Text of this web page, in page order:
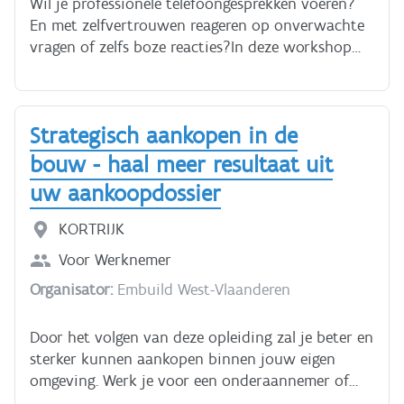
fficiënt leren vertalen? Schrijf je in!
En met zelfvertrouwen reageren op onverwachte
vragen of zelfs boze reacties?In deze workshop
bellen. Je oefent gesprekstechnieken die je meteen
kan toepassen op je werk en in je dagelijks
leven.Deze onderwerpen komen aan
bod:Klantgericht telefoneren: je leert hoe je
professioneel begroet en empathie toont. Je
oefent op actief luisteren, doorvragen en
samenvatten om de beller goed te begrijpen. En je
krijgt tips over woordkeuze en positief
taalgebruik.Omgaan met verbale agressie: je leert
het verschil tussen ‘frustratieagressie’ en
vierstappenplan leer je hoe je empathisch blijft,
grenzen stelt, consequenties aangeeft en het
gesprek professioneel afsluit.Na deze workshop
breng je elk telefoongesprek tot een goed
Strategisch aankopen in de
bouw - haal meer resultaat uit
uw aankoopdossier
KORTRIJK
Voor Werknemer
Organisator:Embuild West-Vlaanderen
Door het volgen van deze opleiding zal je beter en
sterker kunnen aankopen binnen jouw eigen
omgeving. Werk je voor een onderaannemer of